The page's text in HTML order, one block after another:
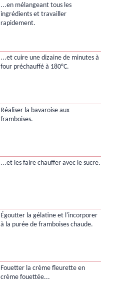
...en mélangeant tous les
ingrédients et travailler
rapidement.
...et cuire une dizaine de minutes à
four préchauffé à 180°C.
Réaliser la bavaroise aux
framboises.
...et les faire chauffer avec le sucre.
Égoutter la gélatine et l'incorporer
à la purée de framboises chaude.
Fouetter la crème fleurette en
crème fouettée...